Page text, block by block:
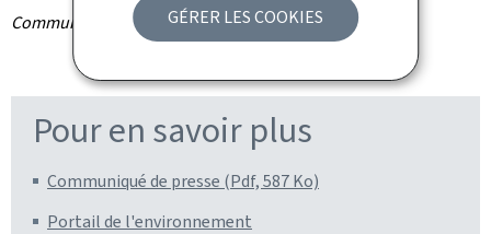
GÉRER LES COOKIES
Communiqué par l'Administration de l'environnement
Pour en savoir plus
Communiqué de presse (Pdf, 587 Ko)
Portail de l'environnement